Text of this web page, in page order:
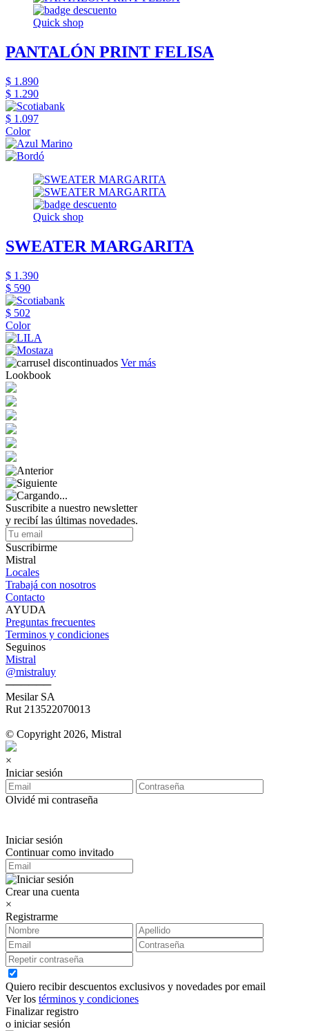
Quick shop
PANTALÓN PRINT FELISA
$ 1.890
$ 1.290
$ 1.097
Color
Quick shop
SWEATER MARGARITA
$ 1.390
$ 590
$ 502
Color
Ver más
Lookbook
Suscribite a nuestro newsletter
y recibí las últimas novedades.
Suscribirme
Mistral
Locales
Trabajá con nosotros
Contacto
AYUDA
Preguntas frecuentes
Terminos y condiciones
Seguinos
Mistral
@mistraluy
──────
Mesilar SA
Rut 213522070013
© Copyright 2026, Mistral
×
Iniciar sesión
Olvidé mi contraseña
Iniciar sesión
Continuar como invitado
Crear una cuenta
×
Registrarme
Quiero recibir descuentos exclusivos y novedades por email
Ver los términos y condiciones
Finalizar registro
o iniciar sesión